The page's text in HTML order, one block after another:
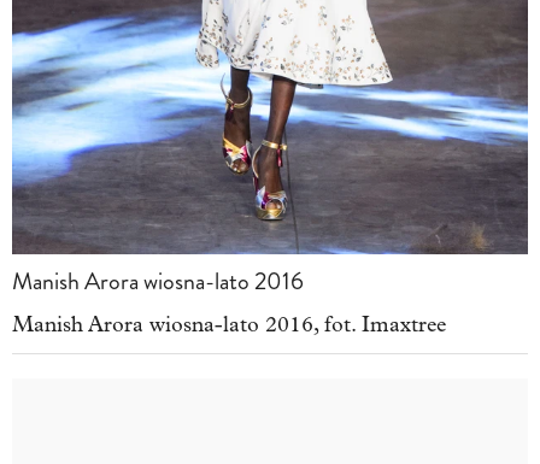
Manish Arora wiosna-lato 2016
Manish Arora wiosna-lato 2016, fot. Imaxtree